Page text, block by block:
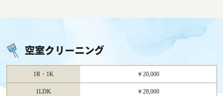
空室クリーニング
1R・1K ￥20,000
1LDK ￥28,000